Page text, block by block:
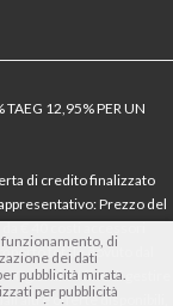
TAEG 12,95% PER UN
di credito finalizzato
Prezzo del
totale dovuto dal
giorni. Al fine di gestire
altre offerte disponibili,
di
dei dati
pubblicità mirata.
per pubblicità